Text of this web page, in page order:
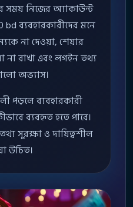
সময় নিজের অ্যাকাউন্ট
ব্যবহারকারীদের মনে
না দেওয়া, শেয়ার
না রাখা এবং লগইন তথ্য
অভ্যাস।
পড়লে ব্যবহারকারী
ব্যবহৃত হতে পারে।
সুরক্ষা ও দায়িত্বশীল
উচিত।